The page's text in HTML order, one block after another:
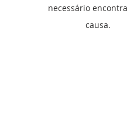
necessário
causa.